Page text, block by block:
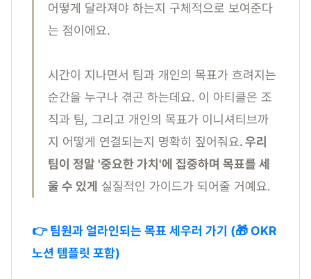
어떻게 달라져야 하는지 구체적으로 보여준다
는 점이에요.
시간이 지나면서 팀과 개인의 목표가 흐려지는
순간을 누구나 겪곤 하는데요. 이 아티클은 조
직과 팀, 그리고 개인의 목표가 이니셔티브까
지 어떻게 연결되는지 명확히 짚어줘요. 우리
팀이 정말 '중요한 가치'에 집중하며 목표를 세
울 수 있게
실질적인 가이드가 되어줄 거예요.
👉 팀원과 얼라인되는 목표 세우러 가기 (🎁 OKR
노션 템플릿 포함)